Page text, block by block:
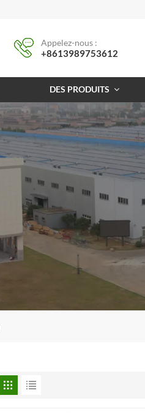
Appelez-nous :
+8613989753612
DES PRODUITS